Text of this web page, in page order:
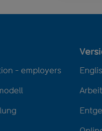
- employers